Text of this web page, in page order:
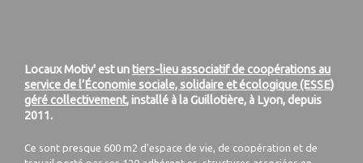
Locaux Motiv' est untiers-lieu associatif de coopérations au
service de l’Économie sociale, solidaire et écologique (ESSE)
géré collectivement, installé à la Guillotière, à Lyon, depuis
2011.
Ce sont presque 600 m2 d'espace de vie, de coopération et de